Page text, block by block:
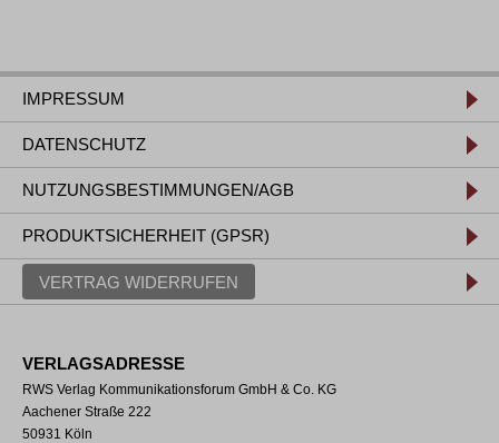
IMPRESSUM
DATENSCHUTZ
NUTZUNGSBESTIMMUNGEN/AGB
PRODUKTSICHERHEIT (GPSR)
VERTRAG WIDERRUFEN
VERLAGSADRESSE
RWS Verlag Kommunikationsforum GmbH & Co. KG
Aachener Straße 222
50931 Köln